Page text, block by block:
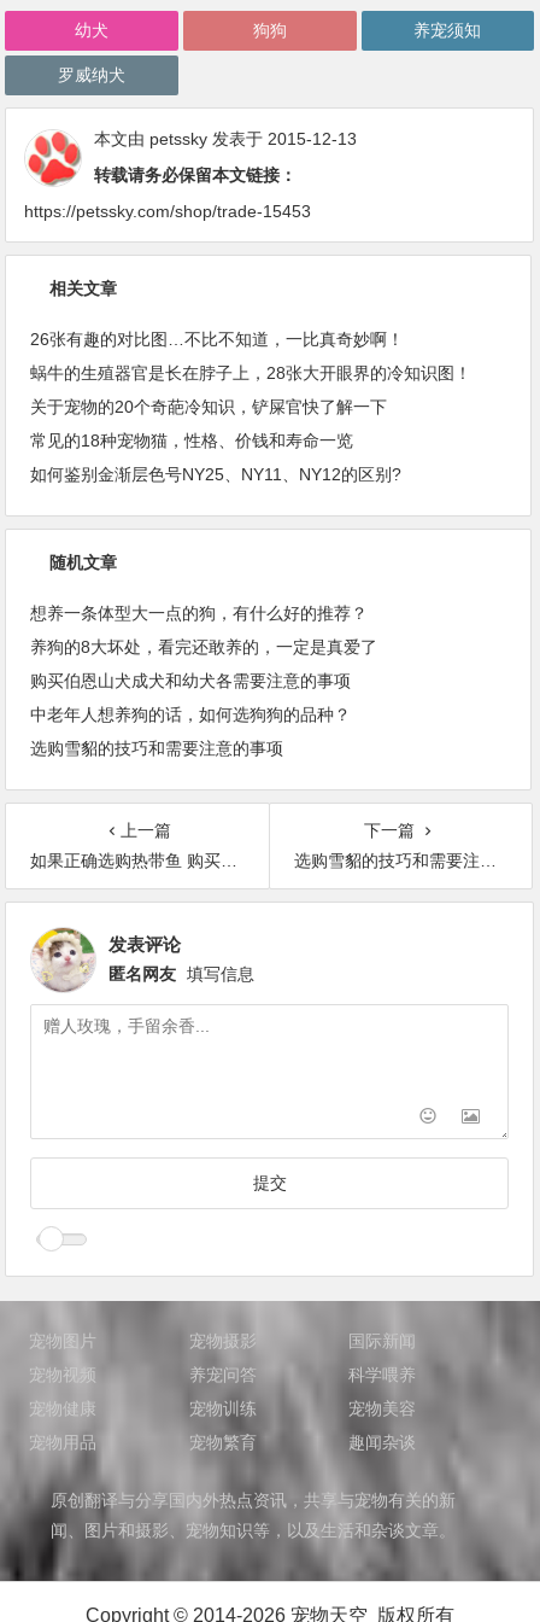
幼犬 狗狗 养宠须知
罗威纳犬
本文由 petssky 发表于 2015-12-13
转载请务必保留本文链接：
https://petssky.com/shop/trade-15453
相关文章
26张有趣的对比图…不比不知道，一比真奇妙啊！
蜗牛的生殖器官是长在脖子上，28张大开眼界的冷知识图！
关于宠物的20个奇葩冷知识，铲屎官快了解一下
常见的18种宠物猫，性格、价钱和寿命一览
如何鉴别金渐层色号NY25、NY11、NY12的区别?
随机文章
想养一条体型大一点的狗，有什么好的推荐？
养狗的8大坏处，看完还敢养的，一定是真爱了
购买伯恩山犬成犬和幼犬各需要注意的事项
中老年人想养狗的话，如何选狗狗的品种？
选购雪貂的技巧和需要注意的事项
上一篇
如果正确选购热带鱼 购买热带鱼需要注意什么
下一篇
选购雪貂的技巧和需要注意的事项
发表评论
匿名网友 填写信息
宠物图片 宠物摄影
国际新闻
宠物视频
养宠问答
科学喂养
宠物健康
宠物训练
宠物美容
宠物用品
宠物繁育 趣闻杂谈
原创翻译与分享国内外热点资讯，共享与宠物有关的新
闻、图片和摄影、宠物知识等，以及生活和杂谈文章。
Copyright © 2014-2026 宠物天空 版权所有